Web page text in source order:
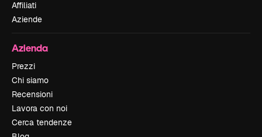
Affiliati
Aziende
Azienda
Prezzi
Chi siamo
Recensioni
Lavora con noi
Cerca tendenze